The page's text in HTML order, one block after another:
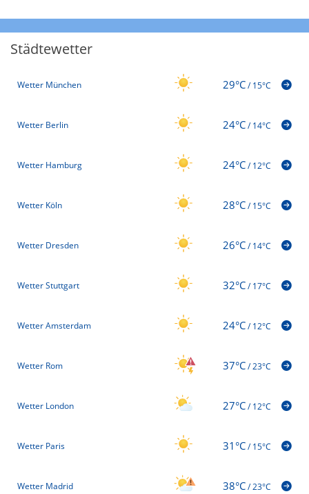
Städtewetter
Wetter München 29°C/15°C
Wetter Berlin 24°C/14°C
Wetter Hamburg 24°C/12°C
Wetter Köln 28°C/15°C
Wetter Dresden 26°C/14°C
Wetter Stuttgart 32°C/17°C
Wetter Amsterdam 24°C/12°C
Wetter Rom 37°C/23°C
Wetter London 27°C/12°C
Wetter Paris 31°C/15°C
Wetter Madrid 38°C/23°C